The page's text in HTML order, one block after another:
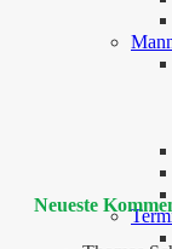
Neueste